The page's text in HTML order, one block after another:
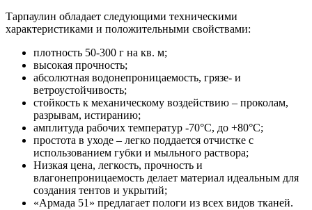
Тарпаулин обладает следующими техническими
характеристиками и положительными свойствами:
плотность 50-300 г на кв. м;
высокая прочность;
абсолютная водонепроницаемость, грязе- и
ветроустойчивость;
стойкость к механическому воздействию – проколам,
разрывам, истиранию;
амплитуда рабочих температур -70°С, до +80°С;
простота в уходе – легко поддается отчистке с
использованием губки и мыльного раствора;
Низкая цена, легкость, прочность и
влагонепроницаемость делает материал идеальным для
создания тентов и укрытий;
«Армада 51» предлагает пологи из всех видов тканей.